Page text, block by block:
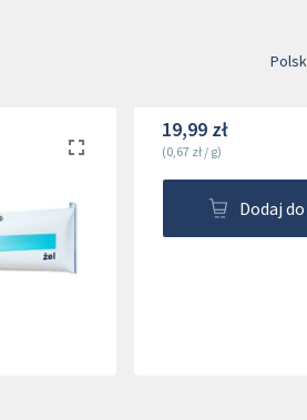
19,99 zł
(0,67 zł/ g)
Dodaj